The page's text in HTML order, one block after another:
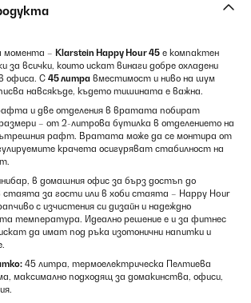
момента – Klarstein Happy Hour 45 е компактен
за всички, които искат винаги добре охладени
офиса. С 45 литра вместимост и ниво на шум
навсякъде, където тишината е важна.
и две отделения в вратата побират
– от 2-литрова бутилка в отделението на
рафт. Вратата може да се монтира от
крачета осигуряват стабилност на
в домашния офис за бърз достъп до
стаята за гости или в хоби стаята – Happy Hour
с изчистения си дизайн и надеждно
температура. Идеално решение е и за фитнес
да имат под ръка изотонични напитки и
45 литра, термоелектрическа Пелтиева
максимално подходящ за домакинства, офиси,